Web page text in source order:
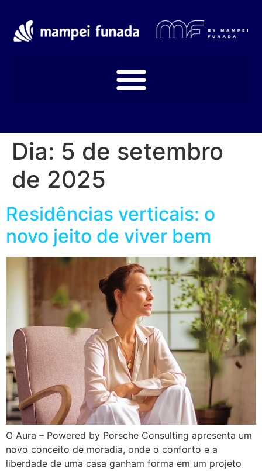
Dia: 5 de setembro
de 2025
Residências verticais: o
novo jeito de viver bem
O Aura – Powered by Porsche Consulting apresenta um
novo conceito de moradia, onde o conforto e a
liberdade de uma casa ganham forma em um projeto